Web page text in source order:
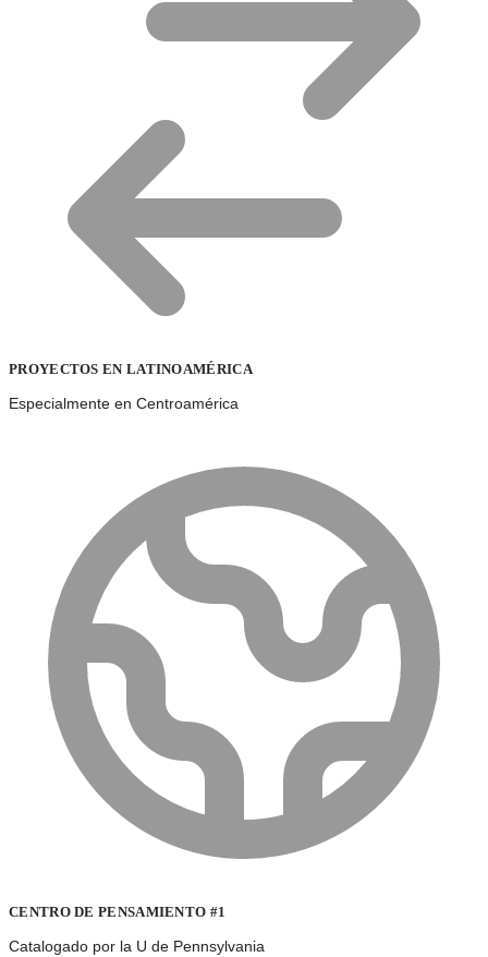
PROYECTOS EN LATINOAMÉRICA
Especialmente en Centroamérica
CENTRO DE PENSAMIENTO #1
Catalogado por la U de Pennsylvania